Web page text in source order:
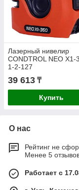
Лазерный нивелир
CONDTROL NEO X1-
1-2-127
39 613 ₸
Купить
О нас
Рейтинг не
Менее 5
Работает с